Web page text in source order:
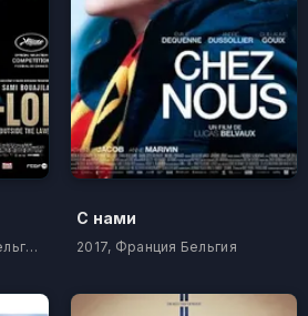
2010, Франция Италия Бельгия Тунис Алжир
С нами
2017, Франция Бельгия